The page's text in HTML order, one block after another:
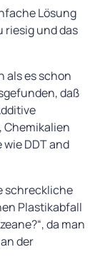
Lösung
riesig und das
als es schon
daß
Chemikalien
DDT and
schreckliche
Plastikabfall
da man
der